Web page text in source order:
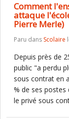
Comment
attaque
Pierre Merle)
Paru dans Scolaire
Depuis près de
public "a perdu
sous contrat en
% de ses postes
le privé sous